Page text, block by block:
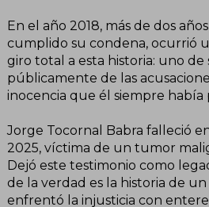
En el año 2018, más de dos
cumplido su condena, ocurrió
giro total a esta historia: uno de
públicamente de las
inocencia que él siempre había
Jorge Tocornal Babra falleció
2025, víctima de un tumor
Dejó este testimonio como
de la verdad es la historia de
enfrentó la injusticia con